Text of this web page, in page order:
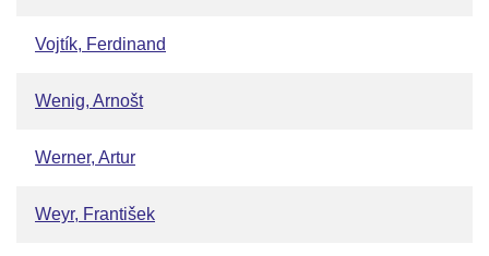
Vojtík, Ferdinand
Wenig, Arnošt
Werner, Artur
Weyr, František